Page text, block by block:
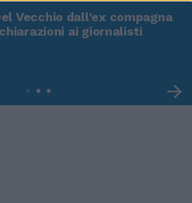
Vecchio dall'ex compagna
ai giornalisti